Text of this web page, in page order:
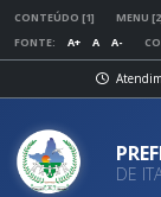
CONTEÚDO [1] MENU
FONTE:
A+ A A-
DE